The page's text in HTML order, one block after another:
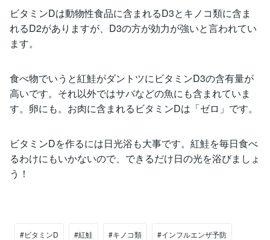
ビタミンDは動物性食品に含まれるD3とキノコ類に含ま
れるD2がありますが、D3の方が効力が強いと言われてい
ます。
食べ物でいうと紅鮭がダントツにビタミンD3の含有量が
高いです。それ以外ではサバなどの魚にも含まれていま
す。卵にも。お肉に含まれるビタミンDは「ゼロ」です。
ビタミンDを作るには日光浴も大事です。紅鮭を毎日食べ
るわけにもいかないので、できるだけ日の光を浴びましょ
う！
#ビタミンD #紅鮭 #キノコ類 #インフルエンザ予防